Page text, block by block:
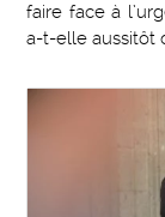
faire face à
a-t-elle aussitôt